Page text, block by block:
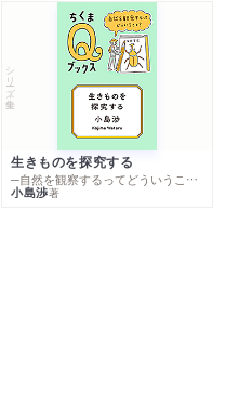
シリーズ・全集
生きものを探究する
─自然を観察するってどういうこと？
小島渉著